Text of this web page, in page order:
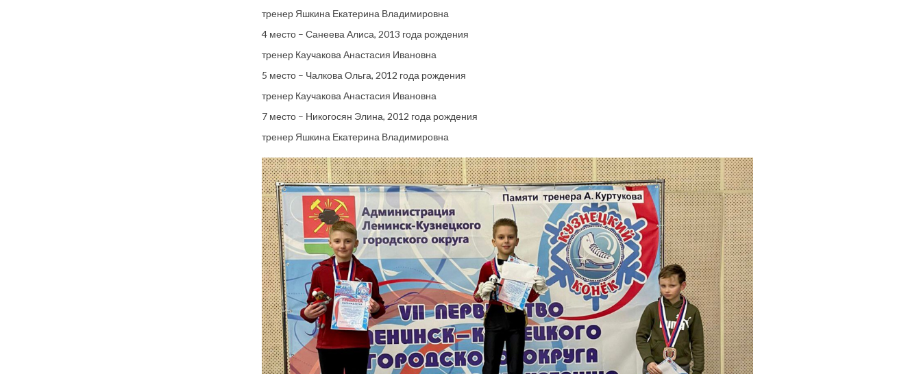
тренер Яшкина Екатерина Владимировна
4 место – Санеева Алиса, 2013 года рождения
тренер Каучакова Анастасия Ивановна
5 место – Чалкова Ольга, 2012 года рождения
тренер Каучакова Анастасия Ивановна
7 место – Никогосян Элина, 2012 года рождения
тренер Яшкина Екатерина Владимировна